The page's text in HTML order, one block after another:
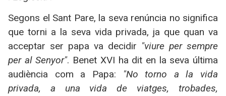
Segons el Sant Pare, la seva renúncia no significa
que torni a la seva vida privada, ja que quan va
acceptar ser papa va decidir "viure per sempre
per al Senyor". Benet XVI ha dit en la seva última
audiència com a Papa:
"No torno a la vida
privada, a una vida de viatges, trobades,